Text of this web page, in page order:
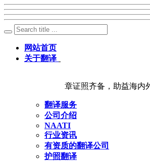
网站首页
关于翻译
章证照齐备，助益海内
翻译服务
公司介绍
NAATI
行业资讯
有资质的翻译公司
护照翻译